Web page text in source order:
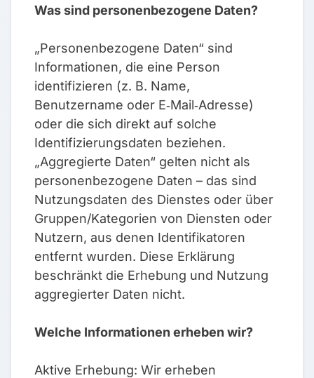
Was sind personenbezogene Daten?
„Personenbezogene Daten“ sind
Informationen, die eine Person
identifizieren (z. B. Name,
Benutzername oder E‑Mail‑Adresse)
oder die sich direkt auf solche
Identifizierungsdaten beziehen.
„Aggregierte Daten“ gelten nicht als
personenbezogene Daten – das sind
Nutzungsdaten des Dienstes oder über
Gruppen/Kategorien von Diensten oder
Nutzern, aus denen Identifikatoren
entfernt wurden. Diese Erklärung
beschränkt die Erhebung und Nutzung
aggregierter Daten nicht.
Welche Informationen erheben wir?
Aktive Erhebung: Wir erheben